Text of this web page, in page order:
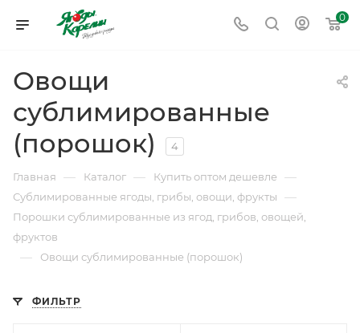
0
Овощи
сублимированные
(порошок)
4
Главная — Каталог — Купить оптом дешевле —
Сублимированные ягоды, грибы, овощи, фрукты —
Порошки сублимированные из ягод, грибов, овощей,
фруктов
— Овощи сублимированные (порошок)
ФИЛЬТР